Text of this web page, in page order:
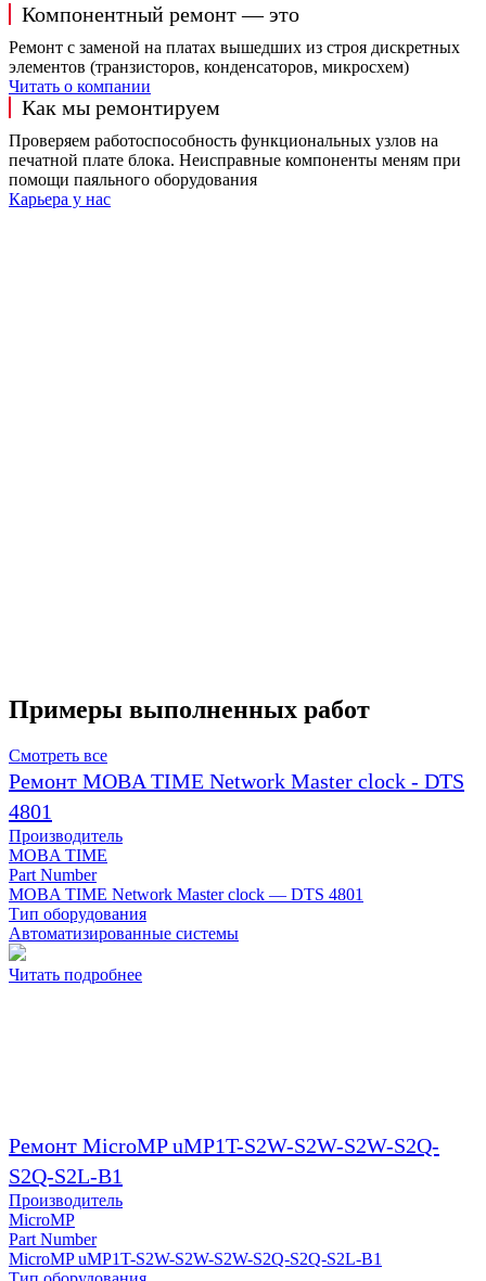
Компонентный ремонт — это
Ремонт с заменой на платах вышедших из строя дискретных
элементов (транзисторов, конденсаторов, микросхем)
Читать о компании
Как мы ремонтируем
Проверяем работоспособность функциональных узлов на
печатной плате блока. Неисправные компоненты меням при
помощи паяльного оборудования
Карьера у нас
Примеры выполненных работ
Смотреть все
Ремонт MOBA TIME Network Master clock - DTS
4801
Производитель
MOBA TIME
Part Number
MOBA TIME Network Master clock — DTS 4801
Тип оборудования
Автоматизированные системы
Читать подробнее
Ремонт MicroMP uMP1T-S2W-S2W-S2W-S2Q-
S2Q-S2L-B1
Производитель
MicroMP
Part Number
MicroMP uMP1T-S2W-S2W-S2W-S2Q-S2Q-S2L-B1